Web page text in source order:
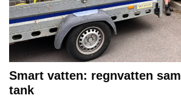
Smart vatten: regnvatten
tank